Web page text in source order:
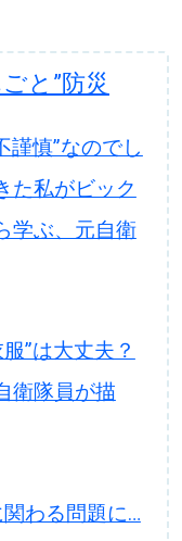
と”防災
謹慎”なのでし
た私がビック
学ぶ、元自衛
”は大丈夫？
衛隊員が描
わる問題に…